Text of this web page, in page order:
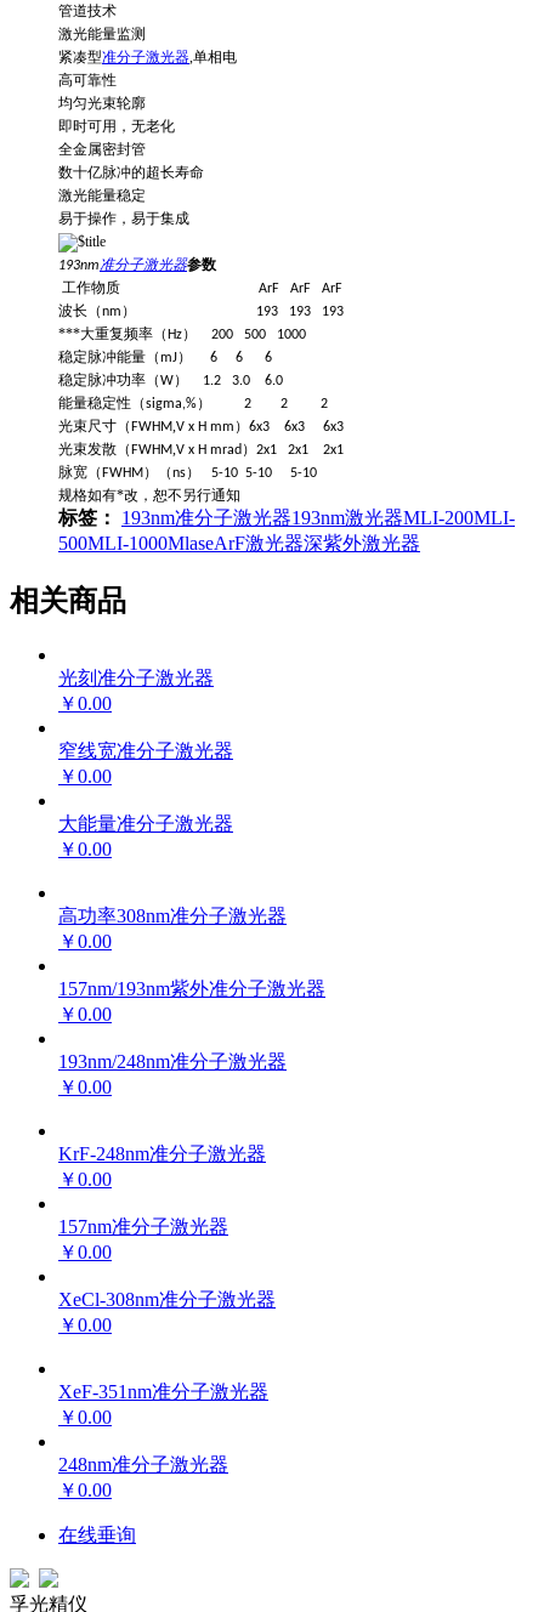
管道技术
激光能量监测
紧凑型准分子激光器,单相电
高可靠性
均匀光束轮廓
即时可用，无老化
全金属密封管
数十亿脉冲的超长寿命
激光能量稳定
易于操作，易于集成
193nm准分子激光器参数
工作物质 ArF ArF ArF
波长（nm ） 193 193 193
***大重复频率（ Hz） 200 500 1000
稳定脉冲能量（mJ） 6 6 6
稳定脉冲功率（W） 1.2 3.0 6.0
能量稳定性（sigma,%） 2 2 2
光束尺寸（ FWHM,V x H mm ） 6x3 6x3 6x3
光束发散（ FWHM,V x H mrad ） 2x1 2x1 2x1
脉宽（ FWHM ）（ns） 5-10 5-10 5-10
规格如有*改，恕不另行通知
标签： 193nm准分子激光器193nm激光器MLI-200MLI-
500MLI-1000MlaseArF激光器深紫外激光器
相关商品
光刻准分子激光器
￥0.00
窄线宽准分子激光器
￥0.00
大能量准分子激光器
￥0.00
高功率308nm准分子激光器
￥0.00
157nm/193nm紫外准分子激光器
￥0.00
193nm/248nm准分子激光器
￥0.00
KrF-248nm准分子激光器
￥0.00
157nm准分子激光器
￥0.00
XeCl-308nm准分子激光器
￥0.00
XeF-351nm准分子激光器
￥0.00
248nm准分子激光器
￥0.00
在线垂询
孚光精仪